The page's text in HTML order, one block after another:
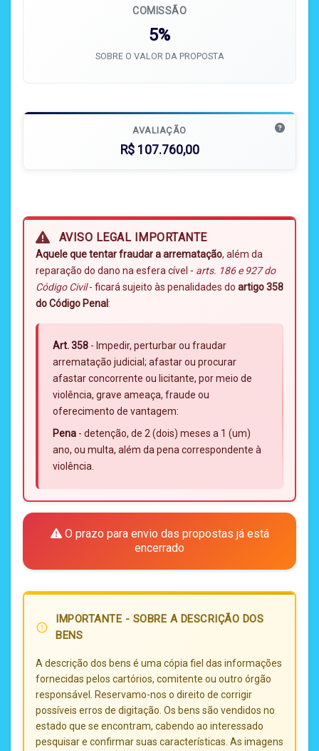
COMISSÃO
5%
SOBRE O VALOR DA PROPOSTA
AVALIAÇÃO
R$ 107.760,00
AVISO LEGAL IMPORTANTE
Aquele que tentar fraudar a arrematação, além da
reparação do dano na esfera cível - arts. 186 e 927 do
Código Civil- ficará sujeito às penalidades do artigo 358
do Código Penal:
Art. 358 - Impedir, perturbar ou fraudar
arrematação judicial; afastar ou procurar
afastar concorrente ou licitante, por meio de
violência, grave ameaça, fraude ou
oferecimento de vantagem:
Pena - detenção, de 2 (dois) meses a 1 (um)
ano, ou multa, além da pena correspondente à
violência.
O prazo para envio das propostas já está
encerrado
error_outline
IMPORTANTE - SOBRE A DESCRIÇÃO DOS
BENS
A descrição dos bens é uma cópia fiel das informações
fornecidas pelos cartórios, comitente ou outro órgão
responsável. Reservamo-nos o direito de corrigir
possíveis erros de digitação. Os bens são vendidos no
estado que se encontram, cabendo ao interessado
pesquisar e confirmar suas características. As imagens